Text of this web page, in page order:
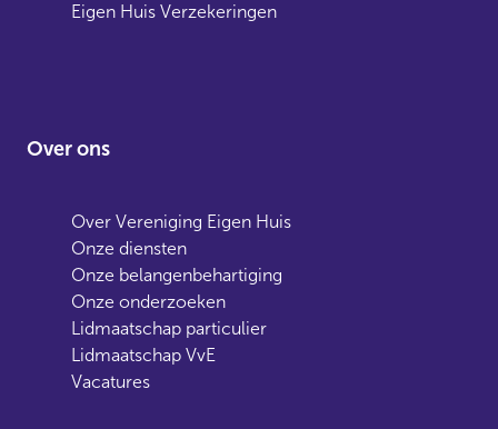
Eigen Huis Verzekeringen
Over ons
Over Vereniging Eigen Huis
Onze diensten
Onze belangenbehartiging
Onze onderzoeken
Lidmaatschap particulier
Lidmaatschap VvE
Vacatures